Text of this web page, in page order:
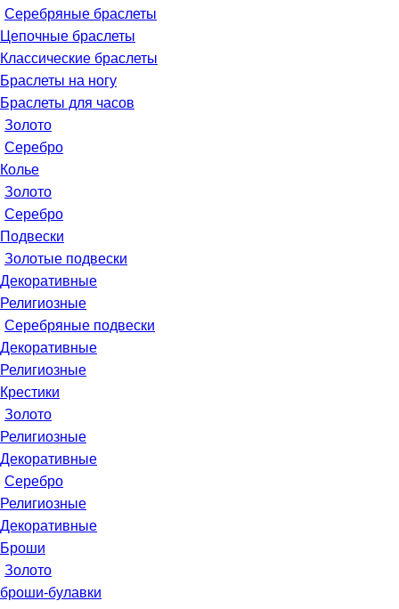
Серебряные браслеты
Цепочные браслеты
Классические браслеты
Браслеты на ногу
Браслеты для часов
Золото
Серебро
Колье
Золото
Серебро
Подвески
Золотые подвески
Декоративные
Религиозные
Серебряные подвески
Декоративные
Религиозные
Крестики
Золото
Религиозные
Декоративные
Серебро
Религиозные
Декоративные
Броши
Золото
броши-булавки